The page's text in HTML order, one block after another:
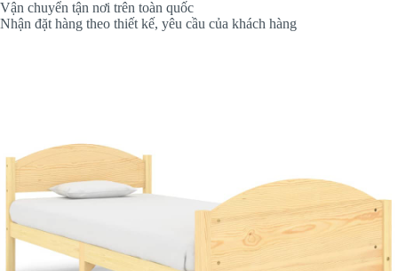
Vận chuyển tận nơi trên toàn quốc
Nhận đặt hàng theo thiết kế, yêu cầu của khách hàng